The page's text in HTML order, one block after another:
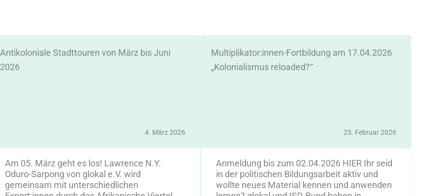
Antikoloniale Stadttouren von März bis Juni
2026
4. März 2026
Am 05. März geht es los! Lawrence N.Y.
Oduro-Sarpong von glokal e.V. wird
gemeinsam mit unterschiedlichen
Multiplikator:innen-Fortbildung am 17.04.2026
„Kolonialismus reloaded?“
25. Februar 2026
Anmeldung bis zum 02.04.2026 HIER Ihr seid
in der politischen Bildungsarbeit aktiv und
wollte neues Material kennen und anwenden